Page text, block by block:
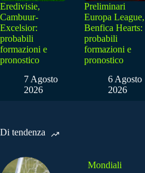
Eredivisie,
Cambuur-
Excelsior:
probabili
formazioni e
pronostico
7 Agosto
2026
Preliminari
Europa League,
Benfica Hearts:
probabili
formazioni e
pronostico
6 Agosto
2026
Di tendenza
Mondiali